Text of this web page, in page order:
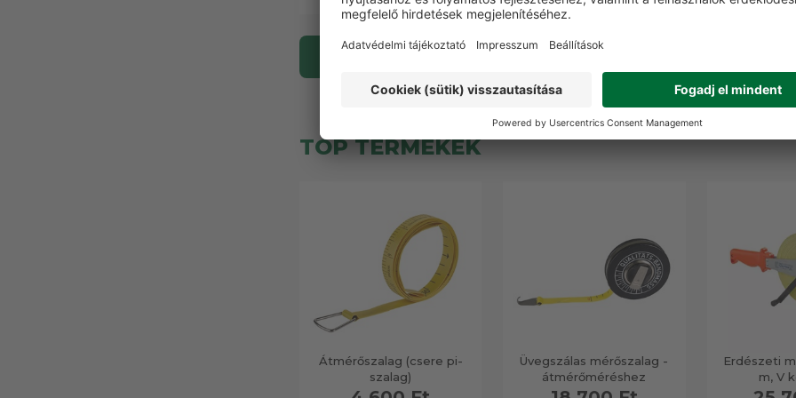
TOP TERMÉKEK
Átmérőszalag (csere pi-
szalag)
Üvegszálas mérőszalag -
átmérőméréshez
Erdészeti
m, V